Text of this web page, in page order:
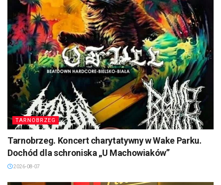
TARNOBRZEG
Tarnobrzeg. Koncert charytatywny w Wake Parku.
Dochód dla schroniska „U Machowiaków”
2026-08-07